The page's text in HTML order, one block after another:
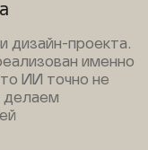
дизайн-проекта.
именно
ИИ точно не
делаем